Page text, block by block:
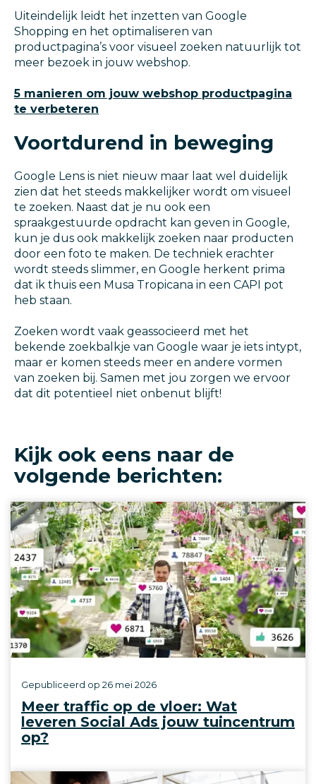
Uiteindelijk leidt het inzetten van Google
Shopping en het optimaliseren van
productpagina’s voor visueel zoeken natuurlijk tot
meer bezoek in jouw webshop.
5 manieren om jouw webshop productpagina
te verbeteren
Voortdurend in beweging
Google Lens is niet nieuw maar laat wel duidelijk
zien dat het steeds makkelijker wordt om visueel
te zoeken. Naast dat je nu ook een
spraakgestuurde opdracht kan geven in Google,
kun je dus ook makkelijk zoeken naar producten
door een foto te maken. De techniek erachter
wordt steeds slimmer, en Google herkent prima
dat ik thuis een Musa Tropicana in een CAPI pot
heb staan.
Zoeken wordt vaak geassocieerd met het
bekende zoekbalkje van Google waar je iets intypt,
maar er komen steeds meer en andere vormen
van zoeken bij. Samen met jou zorgen we ervoor
dat dit potentieel niet onbenut blijft!
Kijk ook eens naar de
volgende berichten:
Meer traffic op de vloer: Wat
leveren Social Ads jouw tuincentrum
op?
Gepubliceerd op 26 mei 2026